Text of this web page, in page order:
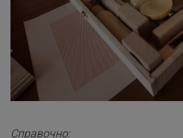
Справочно: